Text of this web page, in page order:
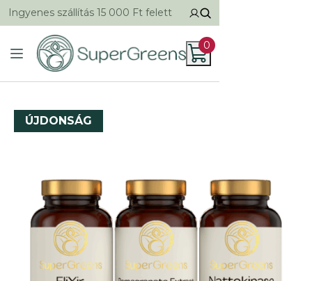
Ingyenes szállítás 15 000 Ft felett
0
ÚJDONSÁG